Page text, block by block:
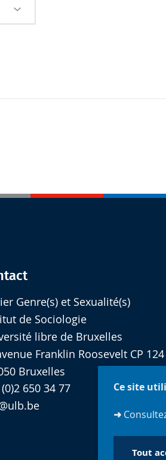
Ce site
➜
Tout
Genre(s) et Sexualité(s)
de Sociologie
libre de Bruxelles
Franklin Roosevelt CP 124
Bruxelles
650 34 77